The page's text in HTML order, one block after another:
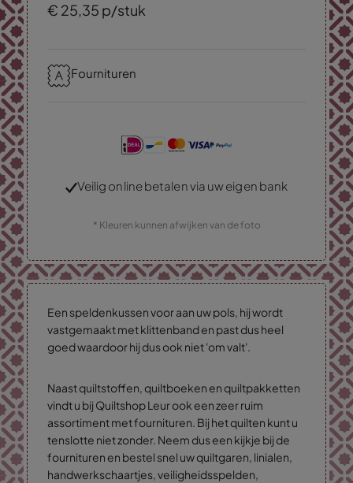
€ 25,35 p/stuk
Fournituren
Veilig online betalen via uw eigen bank
* Kleuren kunnen afwijken van de foto
Een speldenkussen voor aan uw pols, hij wordt
vastgemaakt met klittenband en past dus heel
goed waardoor hij dus ook niet 'om valt'.
Naast quiltstoffen, quiltboeken en quiltpakketten
vindt u bij Quiltshop Leur ook een zeer ruim
assortiment met fournituren. Bij het quilten kunt u
tenslotte niet zonder. Neem dus een kijkje bij de
fournituren en bestel snel uw quiltgaren, linialen,
handwerkschaartjes, veiligheidsspelden,